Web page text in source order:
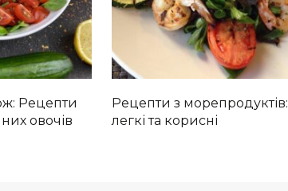
Рецепти
овочів
Рецепти з морепродуктів:
легкі та корисні